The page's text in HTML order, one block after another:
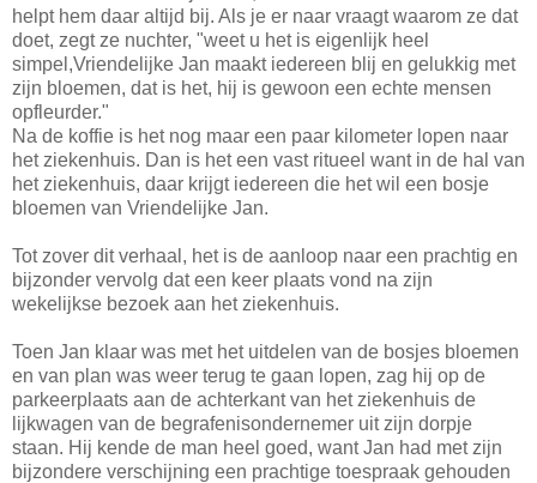
helpt hem daar altijd bij. Als je er naar vraagt waarom ze dat
doet, zegt ze nuchter, "weet u het is eigenlijk heel
simpel,Vriendelijke Jan maakt iedereen blij en gelukkig met
zijn bloemen, dat is het, hij is gewoon een echte mensen
opfleurder."
Na de koffie is het nog maar een paar kilometer lopen naar
het ziekenhuis. Dan is het een vast ritueel want in de hal van
het ziekenhuis, daar krijgt iedereen die het wil een bosje
bloemen van Vriendelijke Jan.
Tot zover dit verhaal, het is de aanloop naar een prachtig en
bijzonder vervolg dat een keer plaats vond na zijn
wekelijkse bezoek aan het ziekenhuis.
Toen Jan klaar was met het uitdelen van de bosjes bloemen
en van plan was weer terug te gaan lopen, zag hij op de
parkeerplaats aan de achterkant van het ziekenhuis de
lijkwagen van de begrafenisondernemer uit zijn dorpje
staan. Hij kende de man heel goed, want Jan had met zijn
bijzondere verschijning een prachtige toespraak gehouden